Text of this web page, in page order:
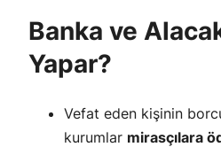
Banka ve
Yapar?
Vefat eden kişinin
kurumlar mirasçılara